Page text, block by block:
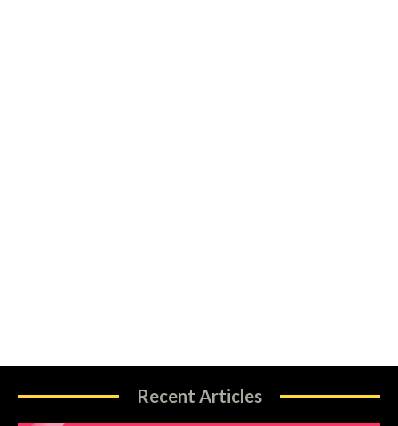
Recent Articles